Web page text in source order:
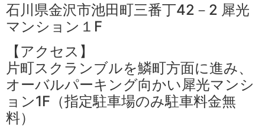
石川県金沢市池田町三番丁42－2 犀光
マンション１F
【アクセス】
片町スクランブルを鱗町方面に進み、
オーバルパーキング向かい犀光マンシ
ョン1F（指定駐車場のみ駐車料金無
料）